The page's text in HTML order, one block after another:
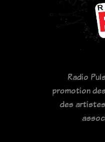
Radio
promotion
des